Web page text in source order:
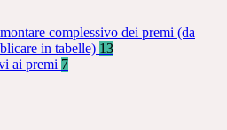
complessivo dei premi (da
in tabelle) 13
ai premi 7